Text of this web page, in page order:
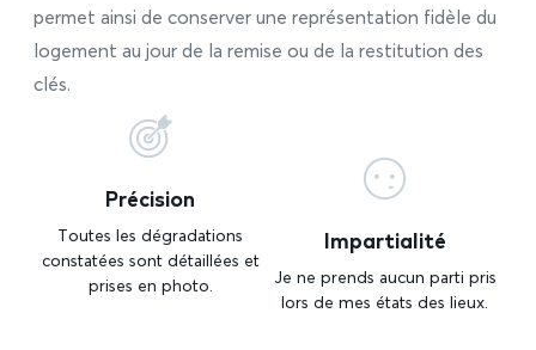
permet ainsi de conserver une représentation fidèle du
logement au jour de la remise ou de la restitution des
clés.
Précision
Toutes les dégradations
constatées sont détaillées et
prises en photo.
Impartialité
Je ne prends aucun parti pris
lors de mes états des lieux.